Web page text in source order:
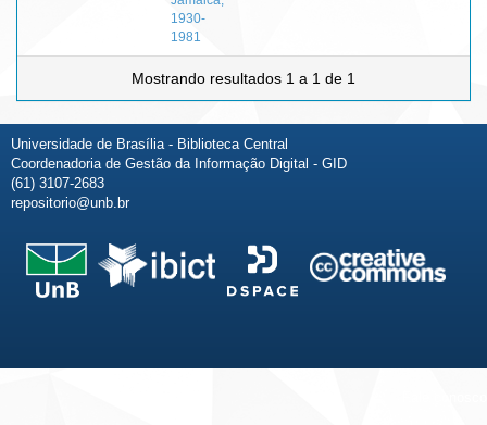
1930-
1981
Mostrando resultados 1 a 1 de 1
Universidade de Brasília - Biblioteca Central
Coordenadoria de Gestão da Informação Digital - GID
(61) 3107-2683
repositorio@unb.br